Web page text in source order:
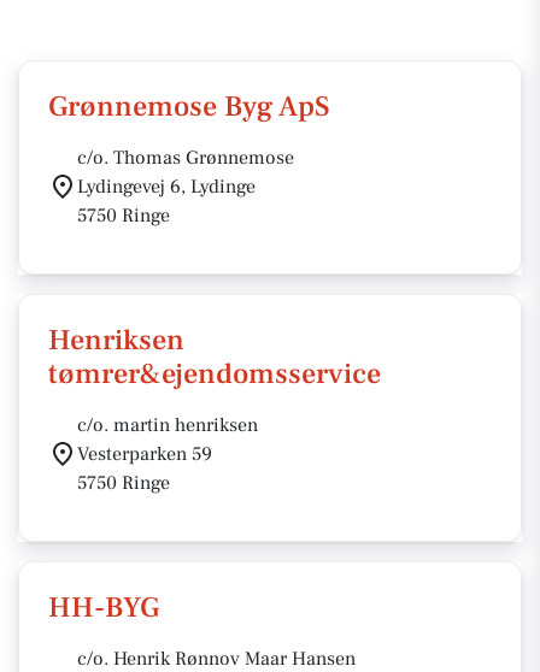
Grønnemose Byg ApS
c/o. Thomas Grønnemose
Lydingevej 6, Lydinge
5750 Ringe
Henriksen
tømrer&ejendomsservice
c/o. martin henriksen
Vesterparken 59
5750 Ringe
HH-BYG
c/o. Henrik Rønnov Maar Hansen